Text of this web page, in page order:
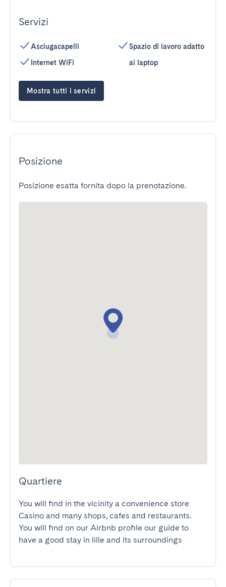
Servizi
Asciugacapelli
Internet WiFi
Spazio di lavoro adatto
ai laptop
Mostra tutti i servizi
Posizione
Posizione esatta fornita dopo la prenotazione.
Quartiere
You will find in the vicinity a convenience store
Casino and many shops, cafes and restaurants.
You will find on our Airbnb profile our guide to
have a good stay in lille and its surroundings